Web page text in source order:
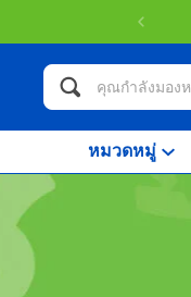
หมวดหมู่